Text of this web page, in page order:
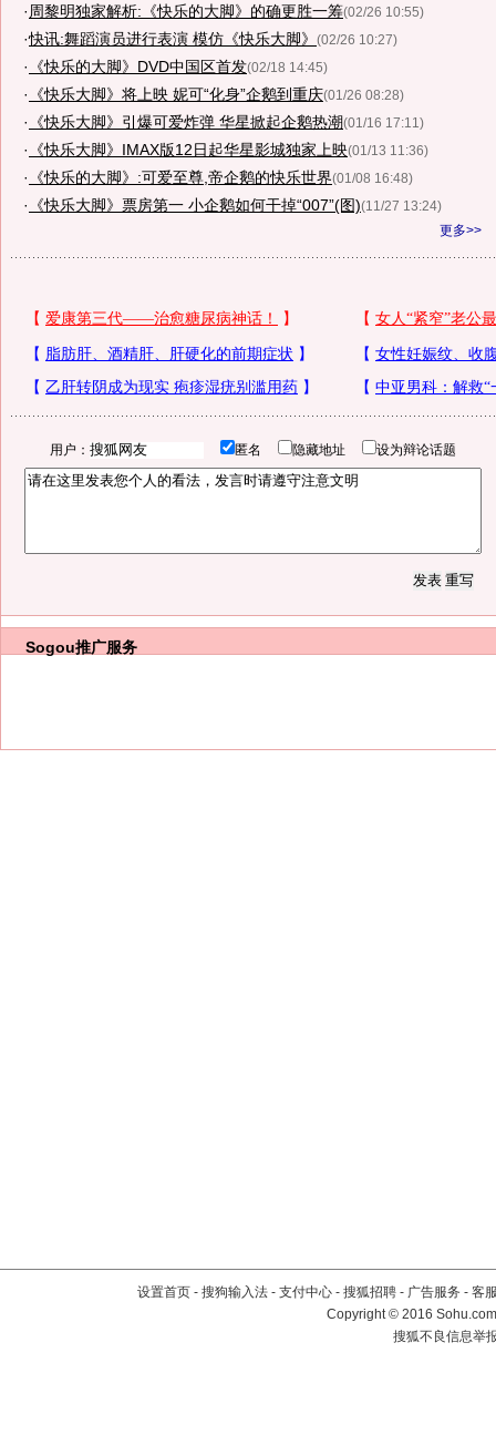
· 周黎明独家解析:《快乐的大脚》的确更胜一筹(02/26 10:55)
·快讯:舞蹈演员进行表演 模仿《快乐大脚》 (02/26 10:27)
· 《快乐的大脚》DVD中国区首发(02/18 14:45)
· 《快乐大脚》将上映 妮可“化身”企鹅到重庆(01/26 08:28)
· 《快乐大脚》引爆可爱炸弹 华星掀起企鹅热潮(01/16 17:11)
· 《快乐大脚》IMAX版12日起华星影城独家上映(01/13 11:36)
· 《快乐的大脚》:可爱至尊,帝企鹅的快乐世界(01/08 16:48)
· 《快乐大脚》票房第一 小企鹅如何干掉“007”(图)(11/27 13:24)
更多>>
用户： 匿名 隐藏地址 设为辩论话题
Sogou推广服务
设置首页 - 搜狗输入法 - 支付中心 - 搜狐招聘 - 广告服务 - 客
Copyright©2016
搜狐不良信息举